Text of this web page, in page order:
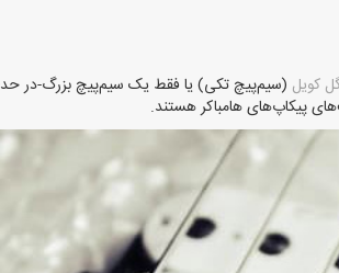
کویل (سیم‌پیچ تکی) یا فقط یک سیم‌پیچ بزرگ-در
پیکاپ‌های هامباکر هستند.